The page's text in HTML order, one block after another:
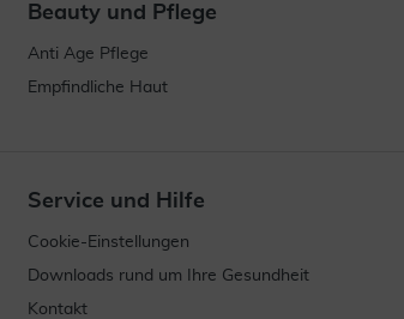
Beauty und Pflege
Anti Age Pflege
Empfindliche Haut
Service und Hilfe
Cookie-Einstellungen
Downloads rund um Ihre Gesundheit
Kontakt